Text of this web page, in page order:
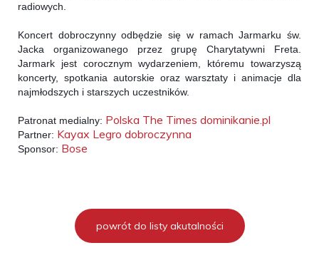
radiowych.
Koncert dobroczynny odbędzie się w ramach Jarmarku św.
Jacka organizowanego przez grupę Charytatywni Freta.
Jarmark jest corocznym wydarzeniem, któremu towarzyszą
koncerty, spotkania autorskie oraz warsztaty i animacje dla
najmłodszych i starszych uczestników.
Patronat medialny: Polska The Times dominikanie.pl
Partner: Kayax Legro dobroczynna
Sponsor: Bose
powrót do listy akutalności